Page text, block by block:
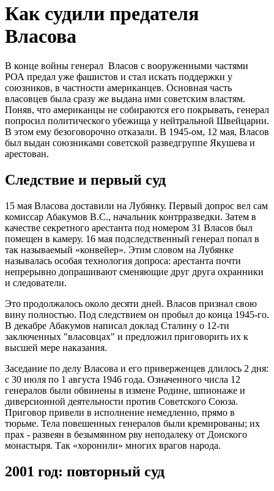
Как судили предателя
Власова
В конце войны генерал Власов с вооруженными частями
РОА предал уже фашистов и стал искать поддержки у
союзников, в частности американцев. Основная часть
власовцев была сразу же выдана ими советским властям.
Поняв, что американцы не собираются его покрывать, генерал
попросил политического убежища у нейтральной Швейцарии.
В этом ему безоговорочно отказали. В 1945-ом, 12 мая, Власов
был выдан союзниками советской разведгруппе Якушева и
арестован.
Следствие и первый суд
15 мая Власова доставили на Лубянку. Первый допрос вел сам
комиссар Абакумов В.С., начальник контрразведки. Затем в
качестве секретного арестанта под номером 31 Власов был
помещен в камеру. 16 мая подследственный генерал попал в
так называемый «конвейер». Этим словом на Лубянке
называлась особая технология допроса: арестанта почти
непрерывно допрашивают сменяющие друг друга охранники
и следователи.
Это продолжалось около десяти дней. Власов признал свою
вину полностью. Под следствием он пробыл до конца 1945-го.
В декабре Абакумов написал доклад Сталину о 12-ти
заключенных "власовцах" и предложил приговорить их к
высшей мере наказания.
Заседание по делу Власова и его приверженцев длилось 2 дня:
с 30 июля по 1 августа 1946 года. Означенного числа 12
генералов были обвинены в измене Родине, шпионаже и
диверсионной деятельности против Советского Союза.
Приговор привели в исполнение немедленно, прямо в
тюрьме. Тела повешенных генералов были кремированы; их
прах - развеян в безымянном рву неподалеку от Донского
монастыря. Так «хоронили» многих врагов народа.
2001 год: повторный суд